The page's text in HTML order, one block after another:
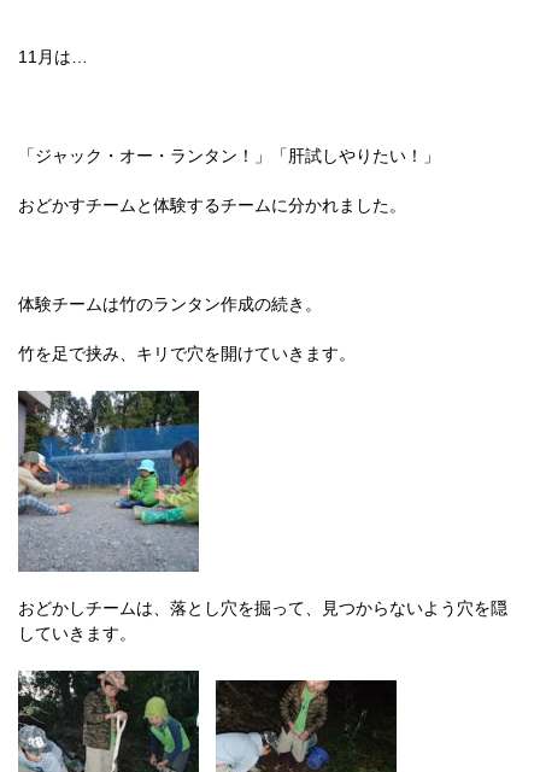
11月は…
「ジャック・オー・ランタン！」「肝試しやりたい！」
おどかすチームと体験するチームに分かれました。
体験チームは竹のランタン作成の続き。
竹を足で挟み、キリで穴を開けていきます。
おどかしチームは、落とし穴を掘って、見つからないよう穴を隠
していきます。